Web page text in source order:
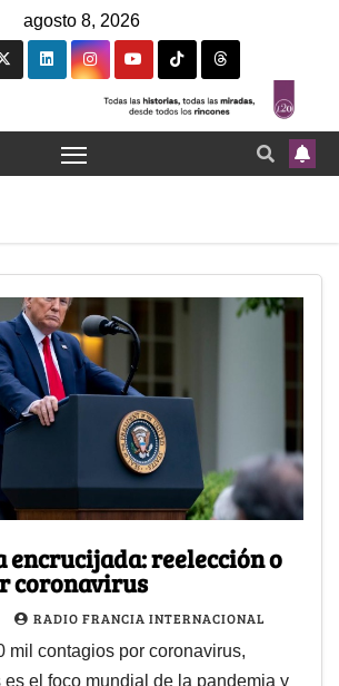
agosto 8, 2026
encrucijada: reelección o
coronavirus
RADIO FRANCIA INTERNACIONAL
mil contagios por coronavirus,
es el foco mundial de la pandemia y